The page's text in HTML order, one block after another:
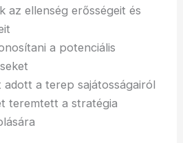
az ellenség erősségeit és
a potenciális
adott a terep sajátosságairól
teremtett a stratégia